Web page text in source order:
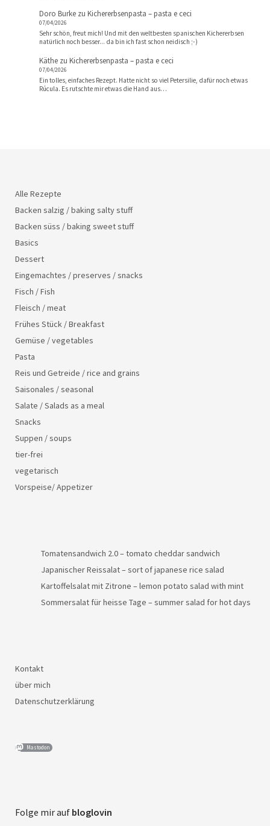
Doro Burke zu Kichererbsenpasta – pasta e ceci
07/04/2026
Sehr schön, freut mich! Und mit den weltbesten spanischen Kichererbsen
natürlich noch besser... da bin ich fast schon neidisch ;-)
Käthe zu Kichererbsenpasta – pasta e ceci
07/04/2026
Ein tolles, einfaches Rezept. Hatte nicht so viel Petersilie, dafür noch etwas
Rúcula. Es rutschte mir etwas die Hand aus…
Alle Rezepte
Backen salzig / baking salty stuff
Backen süss / baking sweet stuff
Basics
Dessert
Eingemachtes / preserves / snacks
Fisch / Fish
Fleisch / meat
Frühes Stück / Breakfast
Gemüse / vegetables
Pasta
Reis und Getreide / rice and grains
Saisonales / seasonal
Salate / Salads as a meal
Snacks
Suppen / soups
tier-frei
vegetarisch
Vorspeise/ Appetizer
Tomatensandwich 2.0 – tomato cheddar sandwich
Japanischer Reissalat – sort of japanese rice salad
Kartoffelsalat mit Zitrone – lemon potato salad with mint
Sommersalat für heisse Tage – summer salad for hot days
Kontakt
über mich
Datenschutzerklärung
Mastodon
Folge mir auf bloglovin